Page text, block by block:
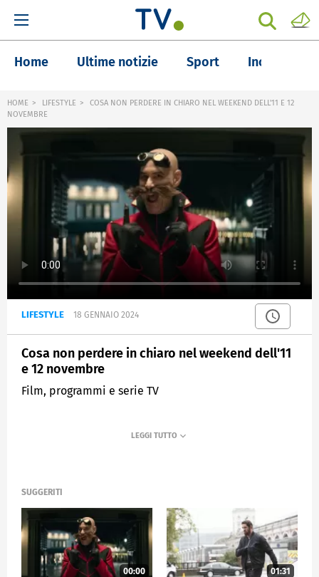
Home Ultime notizie Sport Inchieste
HOME LIFESTYLE
COSA NON PERDERE IN CHIARO NEL WEEKEND DELL'11 E 12
NOVEMBRE
LIFESTYLE 18 GENNAIO 2024
Cosa non perdere in chiaro nel weekend dell'11
e 12 novembre
Film, programmi e serie TV
SUGGERITI
00:00 01:31